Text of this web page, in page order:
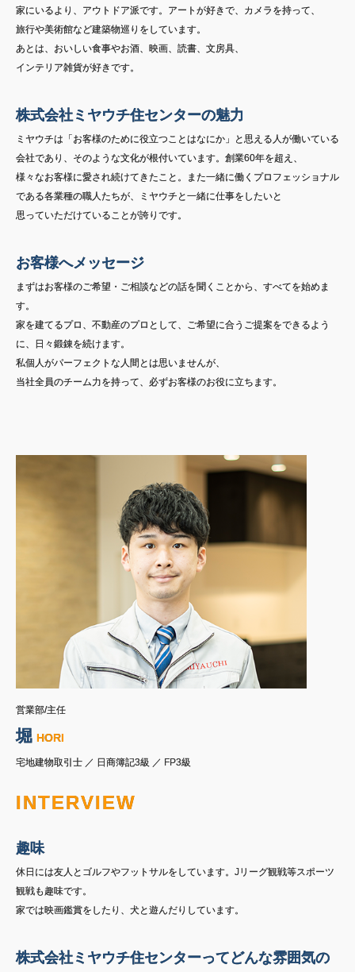
家にいるより、アウトドア派です。アートが好きで、カメラを持って、
旅行や美術館など建築物巡りをしています。
あとは、おいしい食事やお酒、映画、読書、文房具、
インテリア雑貨が好きです。
株式会社ミヤウチ住センターの魅力
ミヤウチは「お客様のために役立つことはなにか」と思える人が働いている
会社であり、そのような文化が根付いています。創業60年を超え、
様々なお客様に愛され続けてきたこと。また一緒に働くプロフェッショナル
である各業種の職人たちが、ミヤウチと一緒に仕事をしたいと
思っていただけていることが誇りです。
お客様へメッセージ
まずはお客様のご希望・ご相談などの話を聞くことから、すべてを始めま
す。
家を建てるプロ、不動産のプロとして、ご希望に合うご提案をできるよう
に、日々鍛錬を続けます。
私個人がパーフェクトな人間とは思いませんが、
当社全員のチーム力を持って、必ずお客様のお役に立ちます。
営業部/主任
堀 HORI
宅地建物取引士 ／ 日商簿記3級 ／ FP3級
INTERVIEW
趣味
休日には友人とゴルフやフットサルをしています。Jリーグ観戦等スポーツ
観戦も趣味です。
家では映画鑑賞をしたり、犬と遊んだりしています。
株式会社ミヤウチ住センターってどんな雰囲気の